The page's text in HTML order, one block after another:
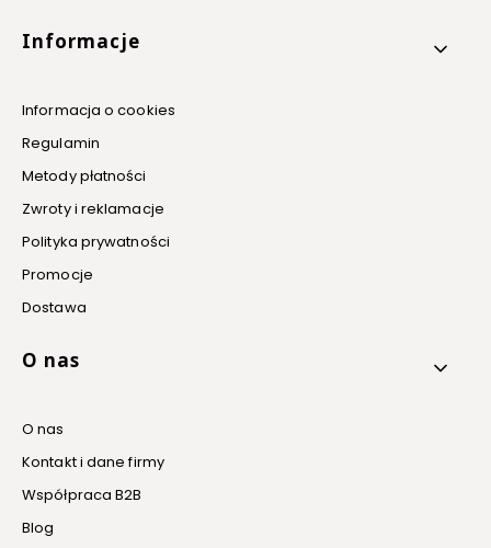
Informacje
Informacja o cookies
Regulamin
Metody płatności
Zwroty i reklamacje
Polityka prywatności
Promocje
Dostawa
O nas
O nas
Kontakt i dane firmy
Współpraca B2B
Blog